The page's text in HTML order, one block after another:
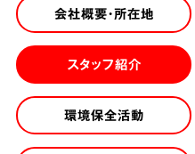
会社概要・所在地
スタッフ紹介
環境保全活動